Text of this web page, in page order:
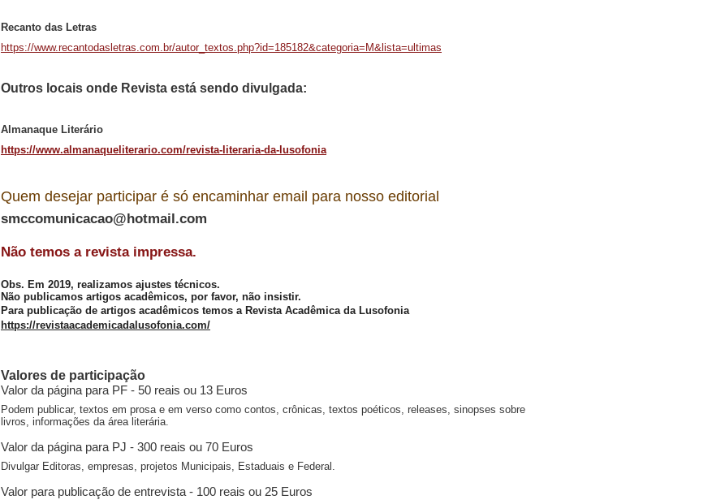
Recanto das Letras
https://www.recantodasletras.com.br/autor_textos.php?id=185182&categoria=M&lista=ultimas
Outros locais onde Revista está sendo divulgada:
Almanaque Literário
https://www.almanaqueliterario.com/revista-literaria-da-lusofonia
Quem desejar participar é só encaminhar email para nosso editorial
smccomunicacao@hotmail.com
Não temos a revista impressa.
Obs. Em 2019, realizamos ajustes técnicos.
Não publicamos artigos acadêmicos, por favor, não insistir.
Para publicação de artigos acadêmicos temos a Revista Acadêmica da Lusofonia
https://revistaacademicadalusofonia.com/
Valores de participação
Valor da página para PF - 50 reais ou 13 Euros
Podem publicar, textos em prosa e em verso como contos, crônicas, textos poéticos, releases, sinopses sobre
livros, informações da área literária.
Valor da página para PJ - 300 reais ou 70 Euros
Divulgar Editoras, empresas, projetos Municipais, Estaduais e Federal.
Valor para publicação de entrevista - 100 reais ou 25 Euros